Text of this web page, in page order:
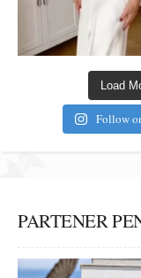
Load
Follow
PARTENER